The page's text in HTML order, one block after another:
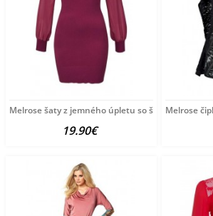
Melrose šaty z jemného úpletu so šifónom,
19.90€
Melrose